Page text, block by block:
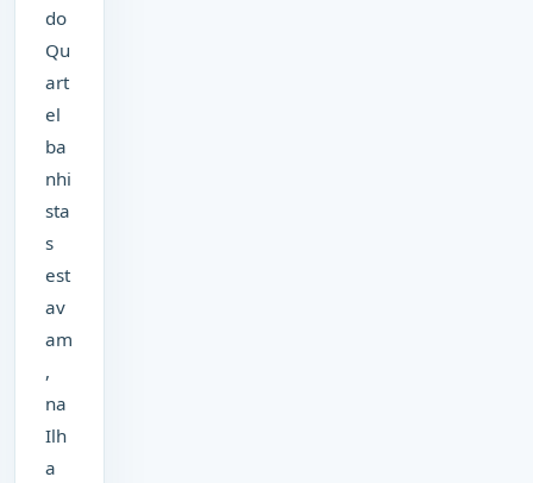
do
Qu
art
el
ba
nhi
sta
s
est
av
am
,
na
Ilh
a